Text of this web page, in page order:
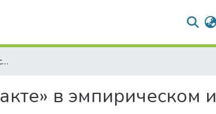
Классический метод «психотерапия на контакте» в эмпирическом и профессиональном исполнении
в эмпирическом и